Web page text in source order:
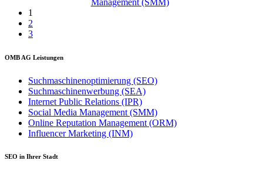
1
2
3
OMB AG Leistungen
Suchmaschinenoptimierung (SEO)
Suchmaschinenwerbung (SEA)
Internet Public Relations (IPR)
Social Media Management (SMM)
Online Reputation Management (ORM)
Influencer Marketing (INM)
SEO in Ihrer Stadt